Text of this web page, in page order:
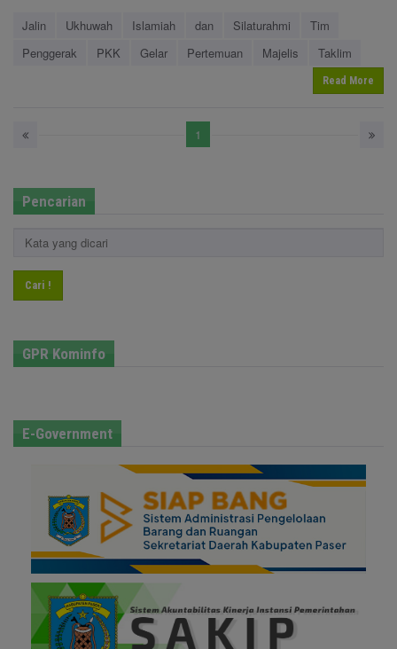
Jalin Ukhuwah Islamiah dan Silaturahmi
Tim
Penggerak
PKK Gelar Pertemuan Majelis Taklim
Read More
1
Pencarian
Cari !
GPR Kominfo
E-Government